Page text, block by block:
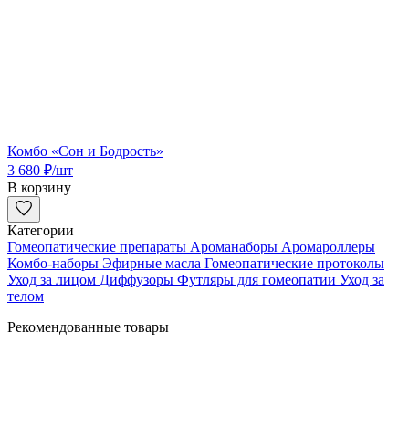
Комбо «Сон и Бодрость»
3 680 ₽/шт
В корзину
Категории
Гомеопатические препараты Ароманаборы Аромароллеры
Комбо-наборы Эфирные масла Гомеопатические протоколы
Уход за лицом Диффузоры Футляры для гомеопатии Уход за
телом
Рекомендованные товары